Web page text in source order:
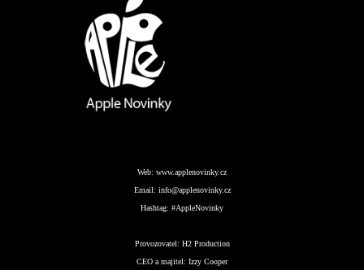
Web: www.applenovinky.cz
Email: info@applenovinky.cz
Hashtag: #AppleNovinky
Provozovatel: H2 Production
CEO a majitel: Izzy Cooper